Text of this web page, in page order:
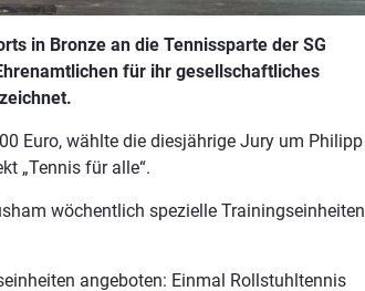
in Bronze an die Tennissparte der SG
für ihr gesellschaftliches
Euro, wählte die diesjährige Jury um Philipp
„Tennis für alle“.
wöchentlich spezielle Trainingseinheiten
angeboten: Einmal Rollstuhltennis